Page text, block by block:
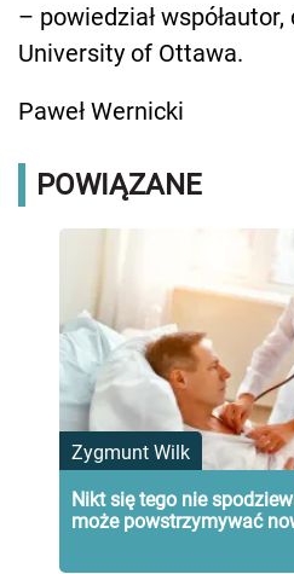
– powiedział
University of Ottawa.
Paweł Wernicki
POWIĄZANE
Zygmunt Wilk
Nikt się tego nie
może powstrzymywać